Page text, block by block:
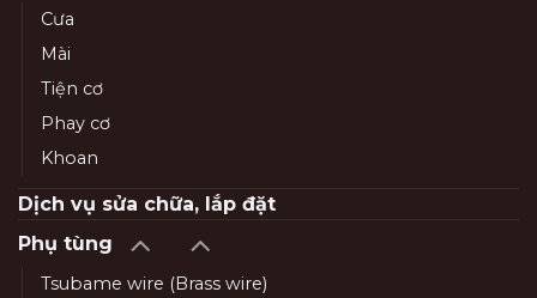
Cưa
Mài
Tiện cơ
Phay cơ
Khoan
Dịch vụ sửa chữa, lắp đặt
Phụ tùng
Tsubame wire (Brass wire)